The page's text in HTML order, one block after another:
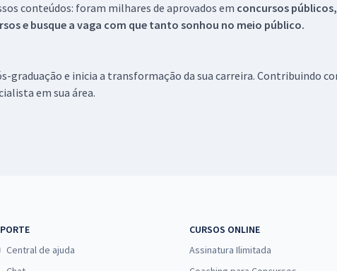
conteúdos: foram milhares de aprovados em concursos
e busque a vaga com que tanto sonhou no meio público.
graduação e inicia a transformação da sua carreira. Contribuindo
em sua área.
Central de ajuda
CURSOS ONLINE
Assinatura Ilimitada